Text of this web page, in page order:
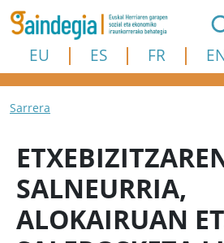
Skip to main content
EU ES FR
Breadcrumb
Sarrera
SALNEURRIA,
ALOKAIRUAN